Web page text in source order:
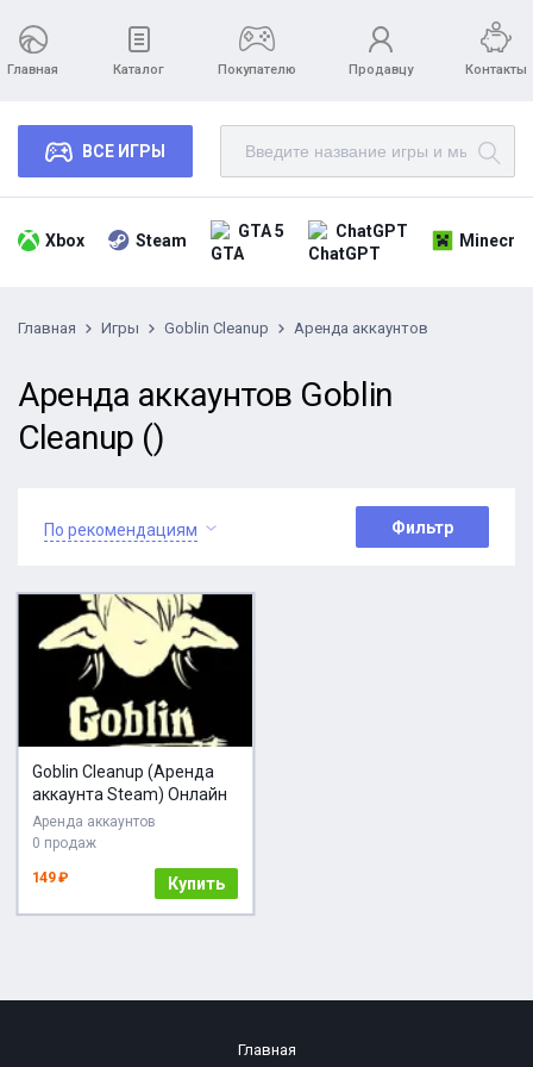
Главная Каталог Покупателю Продавцу Контакты
ВСЕ ИГРЫ
Xbox Steam GTA 5 ChatGPT
Главная Игры Goblin Cleanup Аренда аккаунтов
Аренда аккаунтов Goblin
Cleanup ()
По рекомендациям Фильтр
Goblin Cleanup (Аренда
аккаунта Steam) Онлайн
Аренда аккаунтов
0 продаж
149 ₽ Купить
Главная